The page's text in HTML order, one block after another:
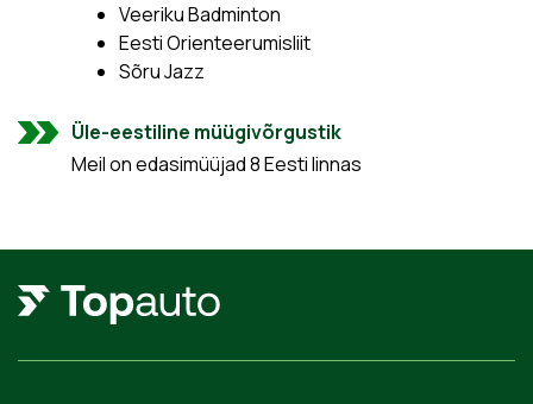
Veeriku Badminton
Eesti Orienteerumisliit
Sõru Jazz
Üle-eestiline müügivõrgustik
Meil on edasimüüjad 8 Eesti linnas